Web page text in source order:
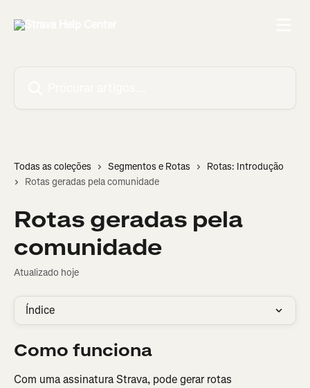
Todas as coleções Segmentos e Rotas
Rotas: Introdução
Rotas geradas pela comunidade
Rotas geradas pela
comunidade
Atualizado hoje
Índice
Como funciona
Com uma assinatura Strava, pode gerar rotas